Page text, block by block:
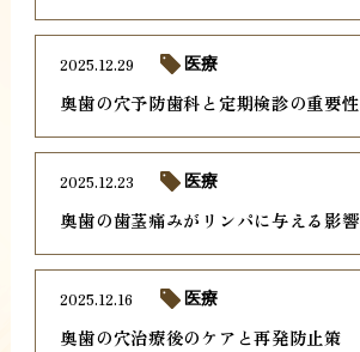
奥歯の穴予防歯科と定期検診の重要性
2025.12.29 医療
奥歯の歯茎痛みがリンパに与える影響
2025.12.23 医療
奥歯の穴治療後のケアと再発防止策
2025.12.16 医療